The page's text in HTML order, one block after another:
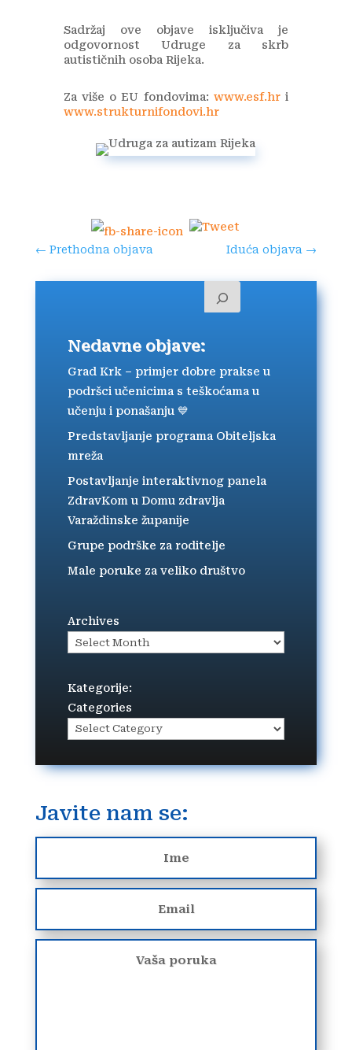
Sadržaj ove objave isključiva je
odgovornost Udruge za skrb
autističnih osoba Rijeka.
Za više o EU fondovima:www.esf.hr i
www.strukturnifondovi.hr
← Prethodna objava Iduća objava →
Nedavne objave:
Grad Krk – primjer dobre prakse u
podršci učenicima s teškoćama u
učenju i ponašanju 💙
Predstavljanje programa Obiteljska
mreža
Postavljanje interaktivnog panela
ZdravKom u Domu zdravlja
Varaždinske županije
Grupe podrške za roditelje
Male poruke za veliko društvo
Archives
Kategorije:
Categories
Javite nam se: